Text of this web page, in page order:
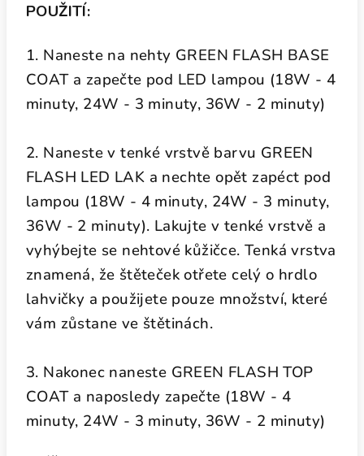
POUŽITÍ:
1. Naneste na nehty GREEN FLASH BASE
COAT a zapečte pod LED lampou (18W - 4
minuty, 24W - 3 minuty, 36W - 2 minuty)
2. Naneste v tenké vrstvě barvu GREEN
FLASH LED LAK a nechte opět zapéct pod
lampou (18W - 4 minuty, 24W - 3 minuty,
36W - 2 minuty). Lakujte v tenké vrstvě a
vyhýbejte se nehtové kůžičce. Tenká vrstva
znamená, že štěteček otřete celý o hrdlo
lahvičky a použijete pouze množství, které
vám zůstane ve štětinách.
3. Nakonec naneste GREEN FLASH TOP
COAT a naposledy zapečte (18W - 4
minuty, 24W - 3 minuty, 36W - 2 minuty)